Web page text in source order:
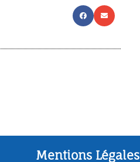
Mentions Légales